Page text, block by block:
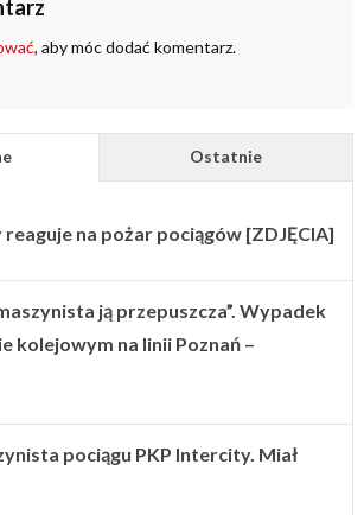
, aby móc dodać komentarz.
Ostatnie
na pożar pociągów [ZDJĘCIA]
ją przepuszcza”. Wypadek
kolejowym na linii Poznań –
pociągu PKP Intercity. Miał